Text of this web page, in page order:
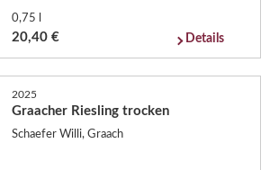
0,75 l
20,40 € Details
2025
Graacher Riesling trocken
Schaefer Willi, Graach